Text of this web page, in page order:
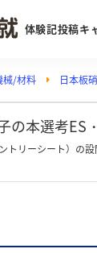
体験記投稿キ
械/材料 日本板
の本選考ES
トリーシート）の